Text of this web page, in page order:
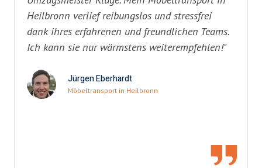
Heilbronn verlief reibungslos und stressfrei
dank ihres erfahrenen und freundlichen Teams.
Ich kann sie nur wärmstens weiterempfehlen!"
Jürgen Eberhardt
Möbeltransport in Heilbronn